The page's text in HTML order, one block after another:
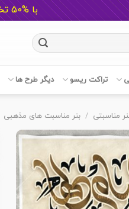
با %50 تخفیف اشتراک بخر
تراکت ریسو دیگر طرح ها
مناسبتی / بنر مناسبت های مذهبی